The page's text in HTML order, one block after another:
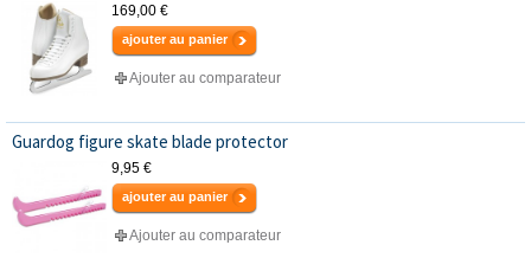
169,00 €
ajouter au panier
Ajouter au comparateur
Guardog figure skate blade protector
9,95 €
ajouter au panier
Ajouter au comparateur